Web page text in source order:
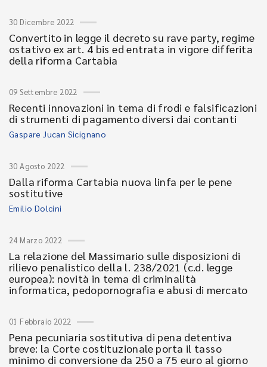
30 Dicembre 2022
Convertito in legge il decreto su rave party, regime
ostativo ex art. 4 bis ed entrata in vigore differita
della riforma Cartabia
09 Settembre 2022
Recenti innovazioni in tema di frodi e falsificazioni
di strumenti di pagamento diversi dai contanti
Gaspare Jucan Sicignano
30 Agosto 2022
Dalla riforma Cartabia nuova linfa per le pene
sostitutive
Emilio Dolcini
24 Marzo 2022
La relazione del Massimario sulle disposizioni di
rilievo penalistico della l. 238/2021 (c.d. legge
europea): novità in tema di criminalità
informatica, pedopornografia e abusi di mercato
01 Febbraio 2022
Pena pecuniaria sostitutiva di pena detentiva
breve: la Corte costituzionale porta il tasso
minimo di conversione da 250 a 75 euro al giorno